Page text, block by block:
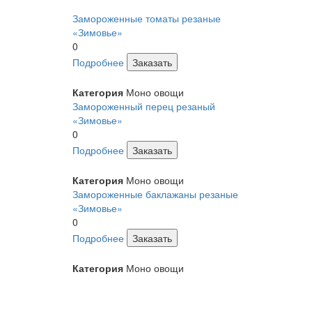
Замороженные томаты резаные
«Зимовье»
0
Подробнее Заказать
Категория Моно овощи
Замороженный перец резаный
«Зимовье»
0
Подробнее Заказать
Категория Моно овощи
Замороженные баклажаны резаные
«Зимовье»
0
Подробнее Заказать
Категория Моно овощи